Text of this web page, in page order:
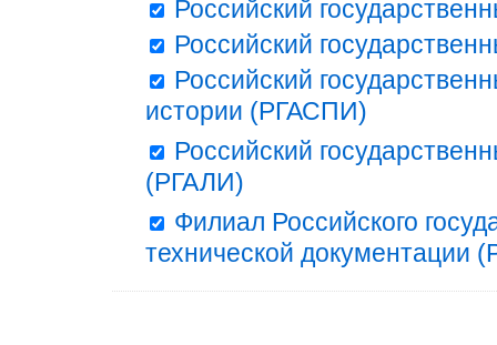
Российский
Российский
Российский
истории (РГАСПИ)
Российский
(РГАЛИ)
Филиал Российского
технической документации